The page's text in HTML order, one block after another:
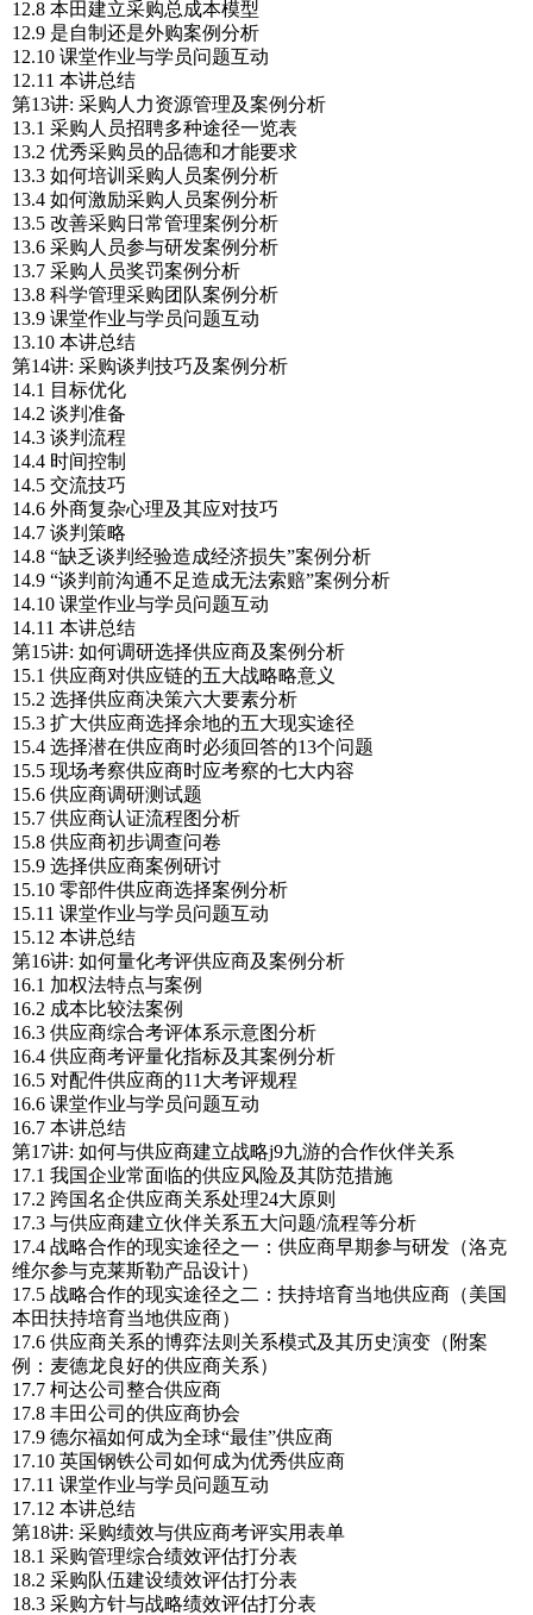
12.8 本田建立采购总成本模型
12.9 是自制还是外购案例分析
12.10 课堂作业与学员问题互动
12.11 本讲总结
第13讲: 采购人力资源管理及案例分析
13.1 采购人员招聘多种途径一览表
13.2 优秀采购员的品德和才能要求
13.3 如何培训采购人员案例分析
13.4 如何激励采购人员案例分析
13.5 改善采购日常管理案例分析
13.6 采购人员参与研发案例分析
13.7 采购人员奖罚案例分析
13.8 科学管理采购团队案例分析
13.9 课堂作业与学员问题互动
13.10 本讲总结
第14讲: 采购谈判技巧及案例分析
14.1 目标优化
14.2 谈判准备
14.3 谈判流程
14.4 时间控制
14.5 交流技巧
14.6 外商复杂心理及其应对技巧
14.7 谈判策略
14.8 “缺乏谈判经验造成经济损失”案例分析
14.9 “谈判前沟通不足造成无法索赔”案例分析
14.10 课堂作业与学员问题互动
14.11 本讲总结
第15讲: 如何调研选择供应商及案例分析
15.1 供应商对供应链的五大战略略意义
15.2 选择供应商决策六大要素分析
15.3 扩大供应商选择余地的五大现实途径
15.4 选择潜在供应商时必须回答的13个问题
15.5 现场考察供应商时应考察的七大内容
15.6 供应商调研测试题
15.7 供应商认证流程图分析
15.8 供应商初步调查问卷
15.9 选择供应商案例研讨
15.10 零部件供应商选择案例分析
15.11 课堂作业与学员问题互动
15.12 本讲总结
第16讲: 如何量化考评供应商及案例分析
16.1 加权法特点与案例
16.2 成本比较法案例
16.3 供应商综合考评体系示意图分析
16.4 供应商考评量化指标及其案例分析
16.5 对配件供应商的11大考评规程
16.6 课堂作业与学员问题互动
16.7 本讲总结
第17讲: 如何与供应商建立战略j9九游的合作伙伴关系
17.1 我国企业常面临的供应风险及其防范措施
17.2 跨国名企供应商关系处理24大原则
17.3 与供应商建立伙伴关系五大问题/流程等分析
17.4 战略合作的现实途径之一：供应商早期参与研发（洛克
维尔参与克莱斯勒产品设计）
17.5 战略合作的现实途径之二：扶持培育当地供应商（美国
本田扶持培育当地供应商）
17.6 供应商关系的博弈法则关系模式及其历史演变（附案
例：麦德龙良好的供应商关系）
17.7 柯达公司整合供应商
17.8 丰田公司的供应商协会
17.9 德尔福如何成为全球“最佳”供应商
17.10 英国钢铁公司如何成为优秀供应商
17.11 课堂作业与学员问题互动
17.12 本讲总结
第18讲: 采购绩效与供应商考评实用表单
18.1 采购管理综合绩效评估打分表
18.2 采购队伍建设绩效评估打分表
18.3 采购方针与战略绩效评估打分表